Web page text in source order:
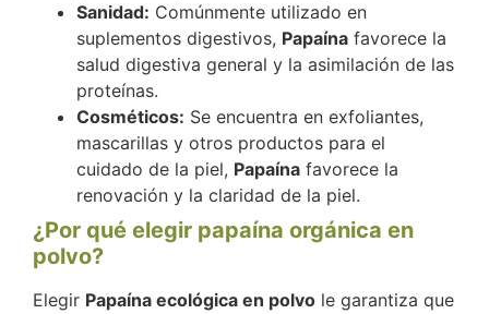
Sanidad: Comúnmente utilizado en
suplementos digestivos, Papaína favorece la
salud digestiva general y la asimilación de las
proteínas.
Cosméticos: Se encuentra en exfoliantes,
mascarillas y otros productos para el
cuidado de la piel, Papaína favorece la
renovación y la claridad de la piel.
¿Por qué elegir papaína orgánica en
polvo?
Elegir Papaína ecológica en polvo le garantiza que